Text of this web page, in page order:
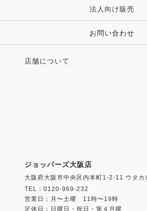
法人向け販売
お問い合わせ
店舗について
ジョッパーズ大阪店
大阪府大阪市中央区内本町1-2-11 ウタカ
TEL：0120-969-232
営業日：月〜土曜 11時〜19時
定休日：日曜日・祝日・第４月曜